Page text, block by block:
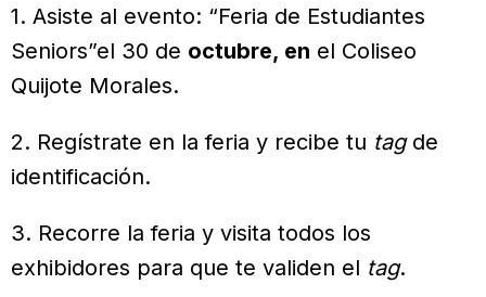
1. Asiste al evento: “Feria de Estudiantes
Seniors”el 30 de octubre, en el Coliseo
Quijote Morales.
2. Regístrate en la feria y recibe tu tag de
identificación.
3. Recorre la feria y visita todos los
exhibidores para que te validen el tag.